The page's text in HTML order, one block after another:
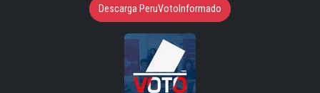
Descarga PeruVotoInformado